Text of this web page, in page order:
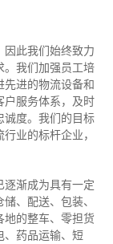
因此我们始终致力
。我们加强员工培
先进的物流设备和
户服务体系，及时
诚度。我们的目标
业的标杆企业，
逐渐成为具有一定
、配送、包装、
地的整车、零担货
、药品运输、短